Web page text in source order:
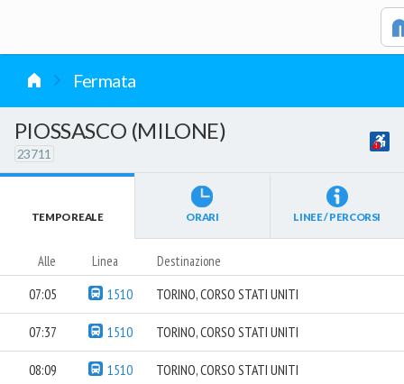
Fermata
PIOSSASCO (MILONE)
23711
TEMPO REALE ORARI LINEE / PERCORSI
Alle Linea Destinazione
07:05 1510 TORINO, CORSO STATI UNITI
07:37 1510 TORINO, CORSO STATI UNITI
08:09 1510 TORINO, CORSO STATI UNITI